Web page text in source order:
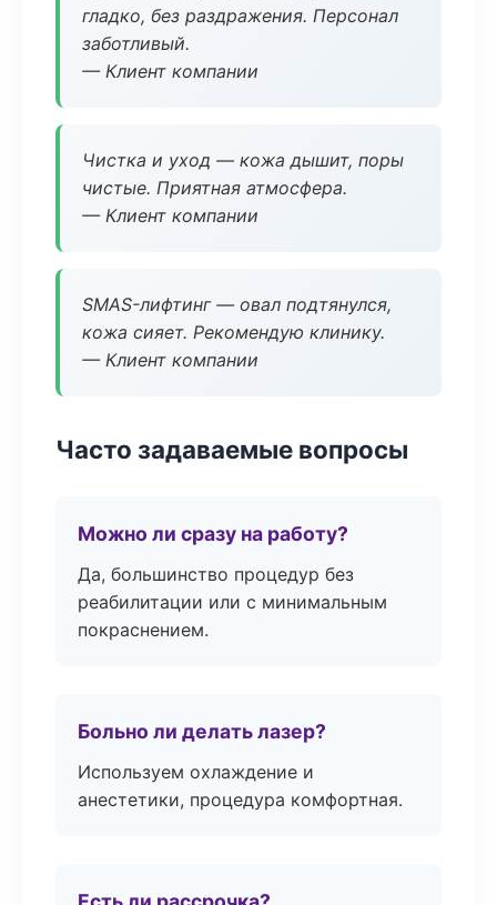
гладко, без раздражения. Персонал
заботливый.
— Клиент компании
Чистка и уход — кожа дышит, поры
чистые. Приятная атмосфера.
— Клиент компании
SMAS-лифтинг — овал подтянулся,
кожа сияет. Рекомендую клинику.
— Клиент компании
Часто задаваемые вопросы
Можно ли сразу на работу?
Да, большинство процедур без
реабилитации или с минимальным
покраснением.
Больно ли делать лазер?
Используем охлаждение и
анестетики, процедура комфортная.